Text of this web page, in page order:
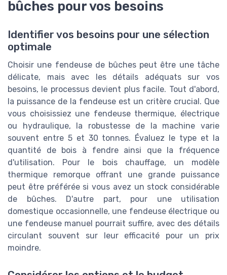
bûches pour vos besoins
Identifier vos besoins pour une sélection
optimale
Choisir une fendeuse de bûches peut être une tâche
délicate, mais avec les détails adéquats sur vos
besoins, le processus devient plus facile. Tout d'abord,
la puissance de la fendeuse est un critère crucial. Que
vous choisissiez une fendeuse thermique, électrique
ou hydraulique, la robustesse de la machine varie
souvent entre 5 et 30 tonnes. Évaluez le type et la
quantité de bois à fendre ainsi que la fréquence
d'utilisation. Pour le bois chauffage, un modèle
thermique remorque offrant une grande puissance
peut être préférée si vous avez un stock considérable
de bûches. D'autre part, pour une utilisation
domestique occasionnelle, une fendeuse électrique ou
une fendeuse manuel pourrait suffire, avec des détails
circulant souvent sur leur efficacité pour un prix
moindre.